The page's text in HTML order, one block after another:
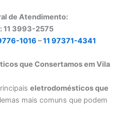
de Atendimento:
11 3993-2575
1016 –11 97371-4341
que Consertamos em Vila
eletrodomésticos que
mais comuns que podem